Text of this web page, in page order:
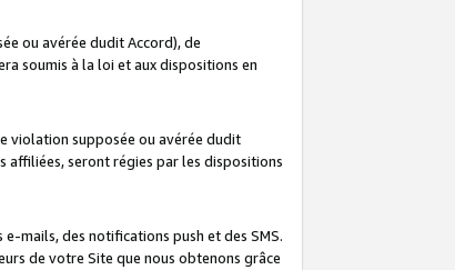
ou avérée dudit Accord), de
soumis à la loi et aux dispositions en
violation supposée ou avérée dudit
affiliées, seront régies par les dispositions
mails, des notifications push et des SMS.
de votre Site que nous obtenons grâce